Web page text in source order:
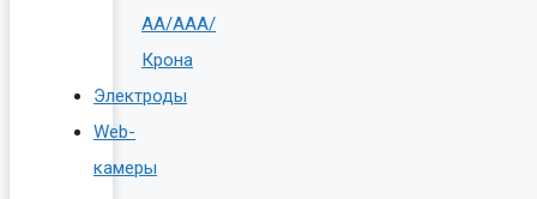
AA/AAA/
Крона
Электроды
Web-
камеры